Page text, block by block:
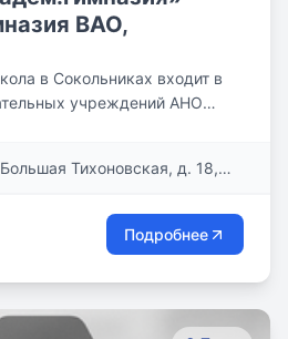
ВАО,
в Сокольниках входит в
учреждений АНО
в живописном месте
в отдаленности от шумных
спокойный
уровня их тревожности,
Тихоновская, д. 18,
Подробнее